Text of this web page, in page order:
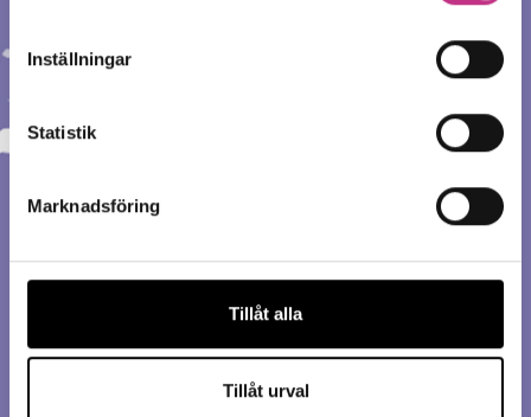
Inställningar
Statistik
Marknadsföring
Tillåt alla
Tillåt urval
Vätgas - motorn